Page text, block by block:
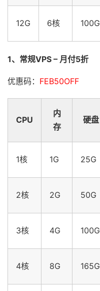
12G 6核 100G
1、常规VPS – 月付5折
优惠码： FEB50OFF
CPU
内
存
硬盘
1核 1G 25G
2核 2G 50G
3核 4G 100G
4核 8G 165G